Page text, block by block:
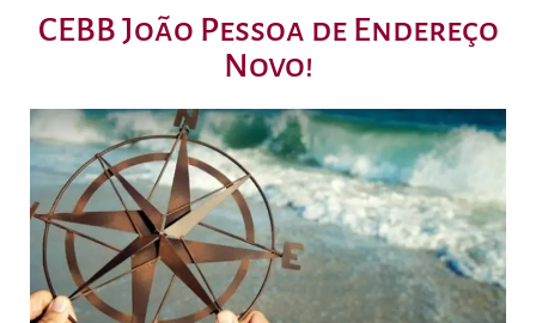
CEBB João Pessoa de Endereço
Novo!